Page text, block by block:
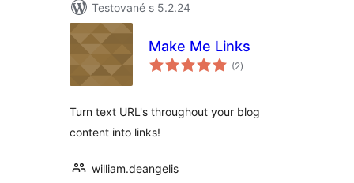
Testované s 5.2.24
Make Me Links
(2celkové
hodnotenie
)
Turn text URL's throughout your blog
content into links!
william.deangelis